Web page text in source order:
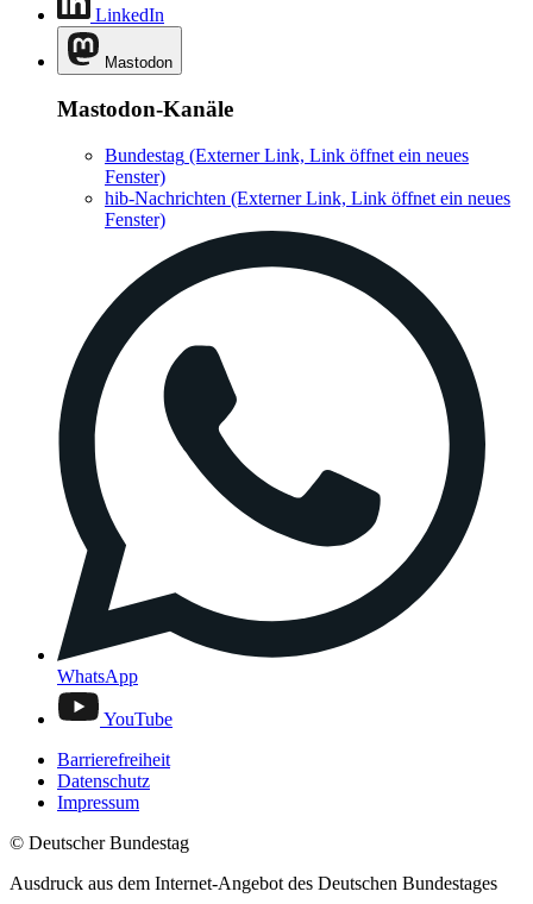
LinkedIn
Mastodon
Mastodon-Kanäle
Bundestag (Externer Link, Link öffnet ein neues
Fenster)
hib-Nachrichten (Externer Link, Link öffnet ein neues
Fenster)
WhatsApp
YouTube
Barrierefreiheit
Datenschutz
Impressum
© Deutscher Bundestag
Ausdruck aus dem Internet-Angebot des Deutschen Bundestages